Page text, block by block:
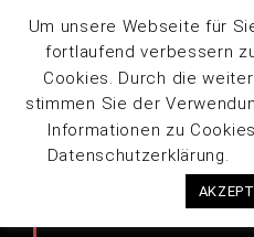
Um unsere Webseite für
fortlaufend verbessern
Cookies. Durch die
stimmen Sie der
Informationen zu
Datenschutzerklärung.